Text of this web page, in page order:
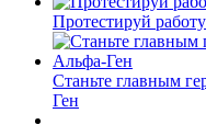
Протестируй
Станьте главным
Ген